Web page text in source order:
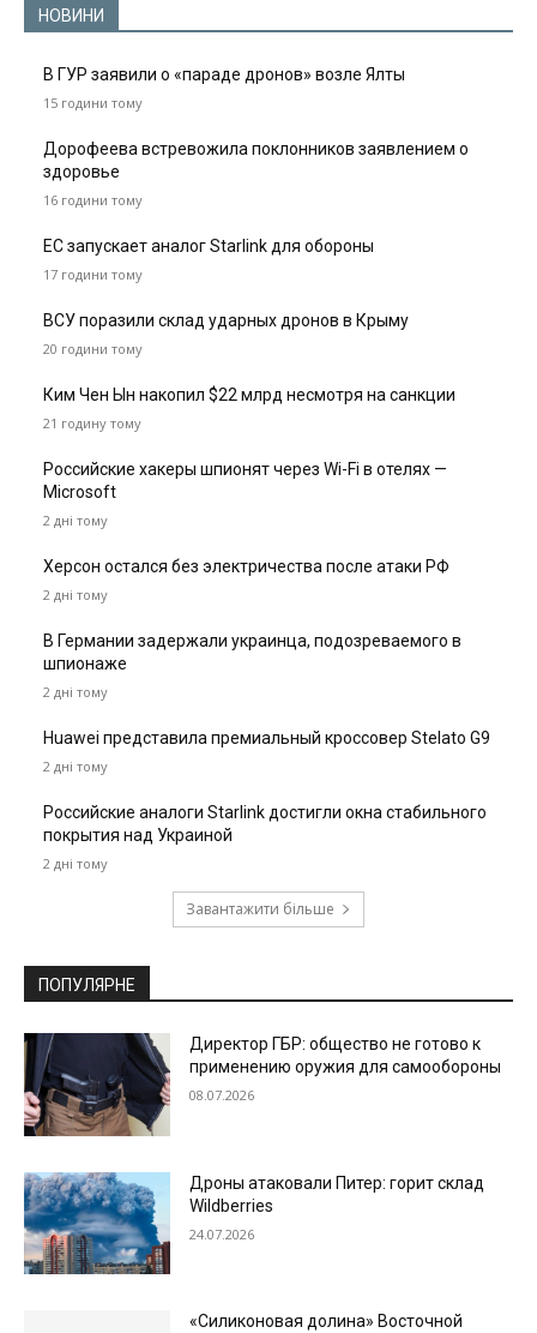
НОВИНИ
В ГУР заявили о «параде дронов» возле Ялты
15 години тому
Дорофеева встревожила поклонников заявлением о
здоровье
16 години тому
ЕС запускает аналог Starlink для обороны
17 години тому
ВСУ поразили склад ударных дронов в Крыму
20 години тому
Ким Чен Ын накопил $22 млрд несмотря на санкции
21 годину тому
Российские хакеры шпионят через Wi-Fi в отелях —
Microsoft
2 дні тому
Херсон остался без электричества после атаки РФ
2 дні тому
В Германии задержали украинца, подозреваемого в
шпионаже
2 дні тому
Huawei представила премиальный кроссовер Stelato G9
2 дні тому
Российские аналоги Starlink достигли окна стабильного
покрытия над Украиной
2 дні тому
Завантажити більше
ПОПУЛЯРНЕ
Директор ГБР: общество не готово к
применению оружия для самообороны
08.07.2026
Дроны атаковали Питер: горит склад
Wildberries
24.07.2026
«Силиконовая долина» Восточной